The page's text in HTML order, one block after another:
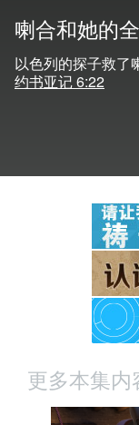
喇合和她的
以色列的探子救了
约书亚记 6:22
更多本集内